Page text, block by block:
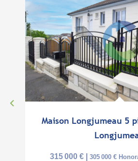
Maison Longjumeau 5
315 000 € 305 000 €